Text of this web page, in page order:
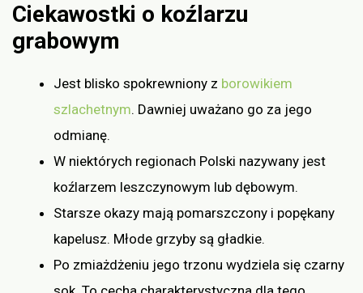
Ciekawostki o koźlarzu
grabowym
Jest blisko spokrewniony z borowikiem
szlachetnym. Dawniej uważano go za jego
odmianę.
W niektórych regionach Polski nazywany jest
koźlarzem leszczynowym lub dębowym.
Starsze okazy mają pomarszczony i popękany
kapelusz. Młode grzyby są gładkie.
Po zmiażdżeniu jego trzonu wydziela się czarny